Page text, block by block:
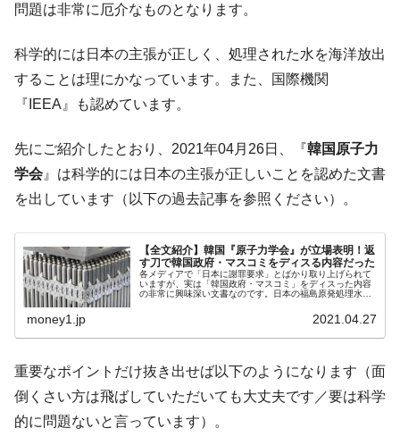
い「50.5％」に上昇
『Money1』
韓国大統領府ボンクラ政策室長が告発され
た ⇒ 国家が行った恐るべき株価操作であり、空前の国政壟
『Money1』
韓国･警察職員が「丸刈りになって抗議活
動」
『Money1』
中国だけが鉄鋼輸出を異常増加させる ⇒ 中
『Money1』
韓国製造業「半導体絶好調」のウラで他業
種は全般的「不調」⇒ PSIが示す現況は決して良くない。
『Money1』
【米韓激突案件】韓国消費者院が『クーパ
ン』1人当たり賠償10万ウォンを認定 ⇒ 総額3兆7,000億
『Money1』 韓国で猛暑。南東部では干ばつ
『Money1』
韓国型イージス搭載の次世代駆逐艦
「KDDX」1番艦、2032年竣工と公示
『Money1』
【対日本円】ウォン安が急進！ 日米の協調
問題は非常に厄介なものとなります。
科学的には日本の主張が正しく、処理された水を海洋放出
することは理にかなっています。また、国際機関
『IEEA』も認めています。
先にご紹介したとおり、2021年04月26日、『韓国原子力
学会 』は科学的には日本の主張が正しいことを認めた文書
を出しています（以下の過去記事を参照ください）。
【全文紹介】韓国『原子力学会』が立場表明！返
す刀で韓国政府・マスコミをディスる内容だった
各メディアで「日本に謝罪要求」とばかり取り上げられて
いますが、実は「韓国政府・マスコミ」をディスった内容
の非常に興味深い文書なのです。日本の福島原発処理水の
money1.jp 2021.04.27
重要なポイントだけ抜き出せば以下のようになります（面
倒くさい方は飛ばしていただいても大丈夫です／要は科学
的に問題ないと言っています）。